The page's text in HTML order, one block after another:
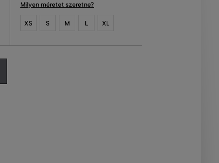
Milyen méretet szeretne?
XS S M L XL